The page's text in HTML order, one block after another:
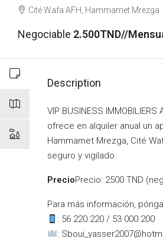
Cité Wafa AFH, Hammamet Mrezga
Negociable 2.500TND//
Description
VIP BUSINESS IMMOBILIERS
ofrece en alquiler anual un
Hammamet Mrezga, Cité
seguro y vigilado.
PrecioPrecio: 2500 TND
Para más información,
: 56 220 220 / 53 000 200
: